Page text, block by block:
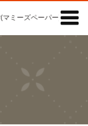
ミーズペーパー)の「記事」
